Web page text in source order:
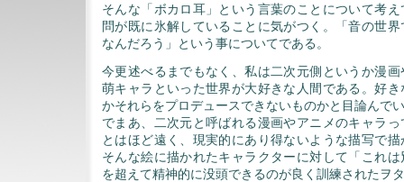
そんな「ボカロ耳」という言葉のことについて考
問が既に氷解していることに気がつく。「音の世
なんだろう」という事についてである。
今更述べるまでもなく、私は二次元側というか漫
萌キャラといった世界が大好きな人間である。好
かそれらをプロデュースできないものかと目論んで
でまあ、二次元と呼ばれる漫画やアニメのキャラ
とはほど遠く、現実的にあり得ないような描写で
そんな絵に描かれたキャラクターに対して「これ
を超えて精神的に没頭できるのが良く訓練されたヲ